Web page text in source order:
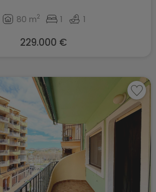
80 m2 1 1
229.000 €